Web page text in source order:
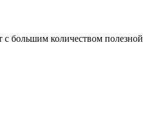
большим количеством полезной